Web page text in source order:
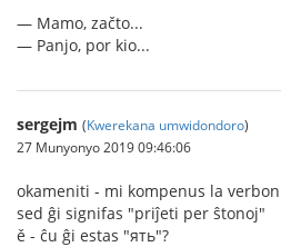
— Mamo, začto...
— Panjo, por kio...
sergejm (Kwerekana umwidondoro)
27 Munyonyo 2019 09:46:06
okameniti - mi kompenus la
sed ĝi signifas "priĵeti per ŝtonoj"
ě - ĉu ĝi estas "ять"?